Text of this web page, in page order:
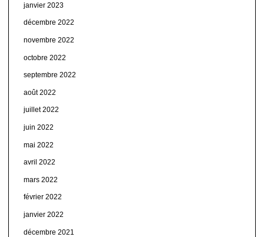
janvier 2023
décembre 2022
novembre 2022
octobre 2022
septembre 2022
août 2022
juillet 2022
juin 2022
mai 2022
avril 2022
mars 2022
février 2022
janvier 2022
décembre 2021